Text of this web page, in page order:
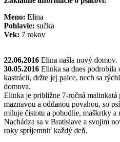
Meno: Elina
Pohlavie: sučka
Vek: 7 rokov
22.06.2016 Elina našla nový domov.
30.05.2016 Elinka sa dnes podrobila
kastrácii, držte jej palce, nech sa
domova.
Elinka je približne 7-ročná malinkatá
maznavou a oddanou povahou, so
miluje čistotu a pohodlie, maškrtky a
Nachádza sa v Bratislave a svojim
roky spríjemniť každý deň.